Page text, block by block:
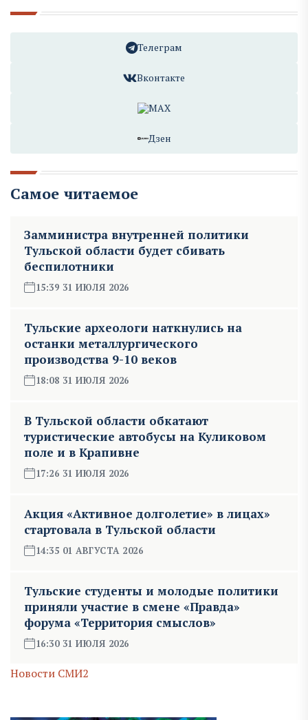
Телеграм
Вконтакте
MAX
Дзен
Самое читаемое
Замминистра внутренней политики
Тульской области будет сбивать
беспилотники
15:39 31 ИЮЛЯ 2026
Тульские археологи наткнулись на
останки металлургического
производства 9-10 веков
18:08 31 ИЮЛЯ 2026
В Тульской области обкатают
туристические автобусы на Куликовом
поле и в Крапивне
17:26 31 ИЮЛЯ 2026
Акция «Активное долголетие» в лицах»
стартовала в Тульской области
14:35 01 АВГУСТА 2026
Тульские студенты и молодые политики
приняли участие в смене «Правда»
форума «Территория смыслов»
16:30 31 ИЮЛЯ 2026
Новости СМИ2